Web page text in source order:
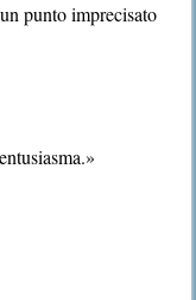
punto imprecisato